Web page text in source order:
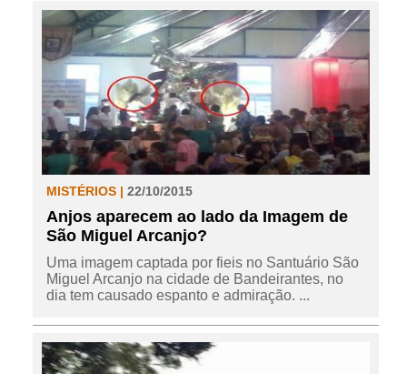
MISTÉRIOS | 22/10/2015
Anjos aparecem ao lado da Imagem de
São Miguel Arcanjo?
Uma imagem captada por fieis no Santuário São
Miguel Arcanjo na cidade de Bandeirantes, no
dia tem causado espanto e admiração. ...